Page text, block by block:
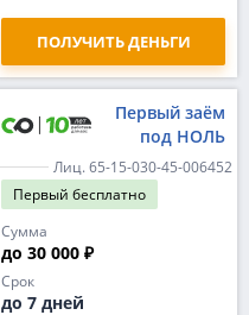
ПОЛУЧИТЬ ДЕНЬГИ
Первый заём
под НОЛЬ
Лиц. 65-15-030-45-006452
Первый бесплатно
Сумма
до 30 000 ₽
Срок
до 7 дней